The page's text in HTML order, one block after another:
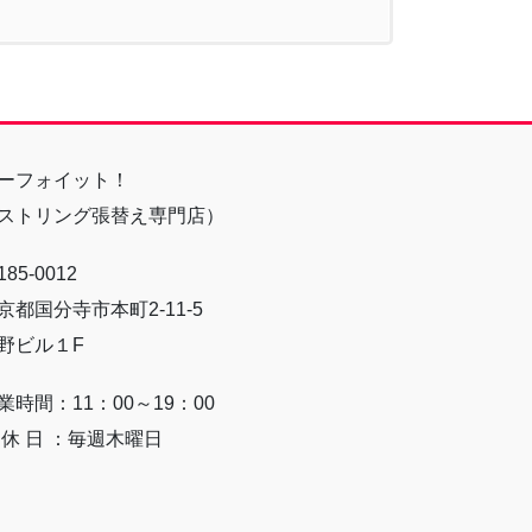
フォイット！
ストリング張替え専門店）
0012
都国分寺市本町2-11-5
ビル１F
時間：11：00～19：00
日 ：毎週木曜日